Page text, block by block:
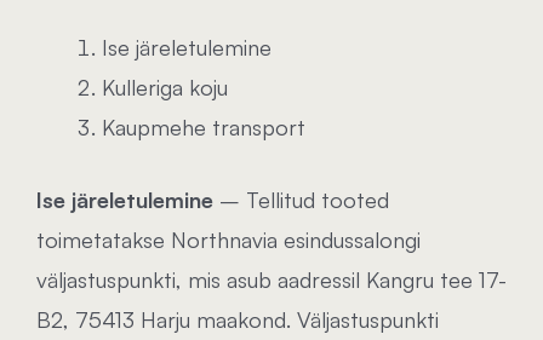
Ise järeletulemine
Kulleriga koju
Kaupmehe transport
Ise järeletulemine – Tellitud tooted
toimetatakse Northnavia esindussalongi
väljastuspunkti, mis asub aadressil Kangru tee 17-
B2, 75413 Harju maakond. Väljastuspunkti